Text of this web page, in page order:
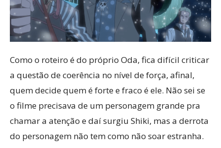
Como o roteiro é do próprio Oda, fica difícil criticar
a questão de coerência no nível de força, afinal,
quem decide quem é forte e fraco é ele. Não sei se
o filme precisava de um personagem grande pra
chamar a atenção e daí surgiu Shiki, mas a derrota
do personagem não tem como não soar estranha.